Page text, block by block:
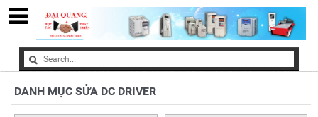
DANH MỤC SỬA DC DRIVER